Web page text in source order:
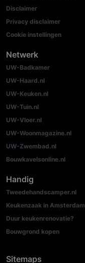
Disclaimer
Privacy disclaimer
Cookie instellingen
Netwerk
UW-Badkamer
UW-Haard.nl
UW-Keuken.nl
UW-Tuin.nl
UW-Vloer.nl
UW-Woonmagazine.nl
UW-Zwembad.nl
Bouwkavelsonline.nl
Handig
Tweedehandscamper.nl
Keukenzaak in Amsterdam
Duur keukenrenovatie?
Bouwgrond kopen
Sitemaps